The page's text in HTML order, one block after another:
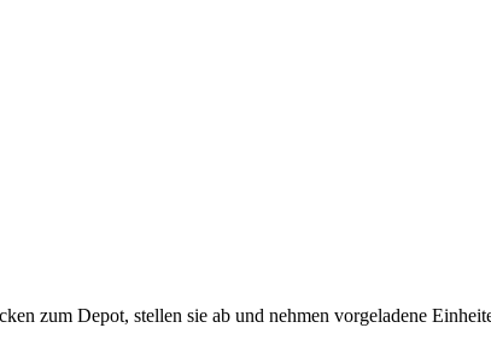
zum Depot, stellen sie ab und nehmen vorgeladene